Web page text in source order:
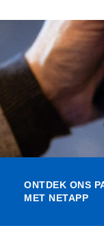
Referenties
Events
Contact
ONTDEK ONS
MET NETAPP